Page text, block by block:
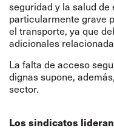
seguridad y la salud
particularmente grave
el transporte, ya que
adicionales
La falta de acceso
dignas supone,
sector.
Los sindicatos